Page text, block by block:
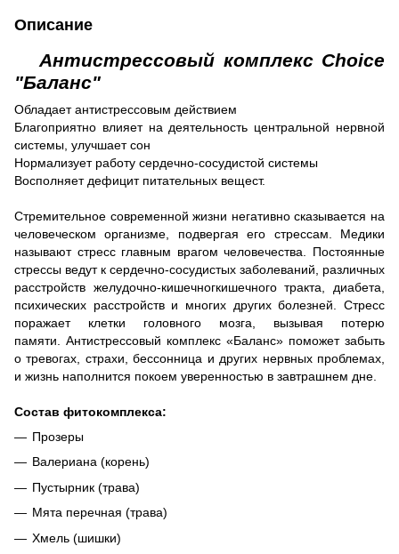
Описание
Антистрессовый комплекс Choice
"Баланс"
Обладает антистрессовым действием
Благоприятно влияет на деятельность центральной нервной
системы, улучшает сон
Нормализует работу сердечно-сосудистой системы
Восполняет дефицит питательных вещест.
Стремительное современной жизни негативно сказывается на
человеческом организме, подвергая его стрессам. Медики
называют стресс главным врагом человечества. Постоянные
стрессы ведут к сердечно-сосудистых заболеваний, различных
расстройств желудочно-кишечногкишечного тракта, диабета,
психических расстройств и многих других болезней. Стресс
поражает клетки головного мозга, вызывая потерю
памяти. Антистрессовый комплекс «Баланс» поможет забыть
о тревогах, страхи, бессонница и других нервных проблемах,
и жизнь наполнится покоем уверенностью в завтрашнем дне.
Состав фитокомплекса:
Прозеры
Валериана (корень)
Пустырник (трава)
Мята перечная (трава)
Хмель (шишки)